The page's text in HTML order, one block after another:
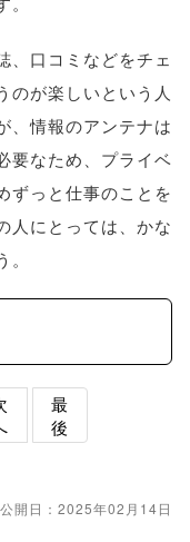
、口コミなどをチェ
のが楽しいという人
、情報のアンテナは
要なため、プライベ
ずっと仕事のことを
人にとっては、かな
最
後
開日：2025年02月14日